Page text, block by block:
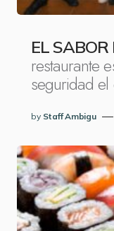
EL
restaurante
seguridad
by Staff Ambigu